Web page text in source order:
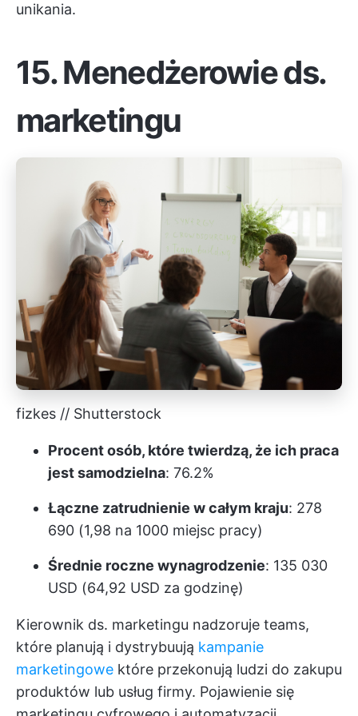
unikania.
15. Menedżerowie ds.
marketingu
fizkes // Shutterstock
Procent osób, które twierdzą, że ich praca
jest samodzielna: 76.2%
Łączne zatrudnienie w całym kraju: 278
690 (1,98 na 1000 miejsc pracy)
Średnie roczne wynagrodzenie: 135 030
USD (64,92 USD za godzinę)
Kierownik ds. marketingu nadzoruje teams,
które planują i dystrybuują kampanie
marketingowe które przekonują ludzi do zakupu
produktów lub usług firmy. Pojawienie się